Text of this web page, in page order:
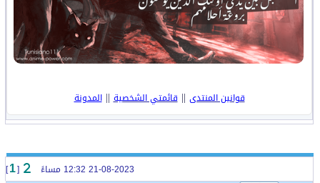
قوانين المنتدى ||قائمتي الشخصية||المدونة
[
1
]